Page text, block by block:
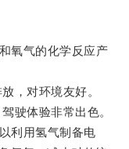
氧气的化学反应产
，对环境友好。
体验非常出色。
利用氢气制备电